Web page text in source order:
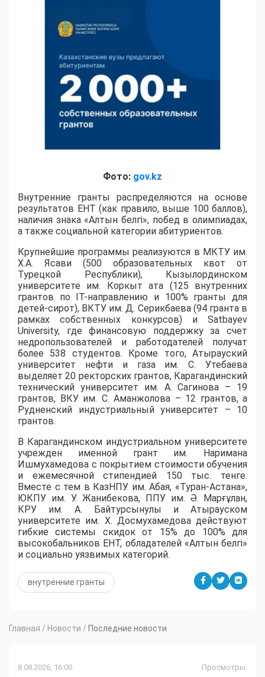
Фото: gov.kz
Внутренние гранты распределяются на основе
результатов ЕНТ (как правило, выше 100 баллов),
наличия знака «Алтын белгі», побед в олимпиадах,
а также социальной категории абитуриентов.
​Крупнейшие программы реализуются в МКТУ им.
Х.А. Ясави (500 образовательных квот от
Турецкой Республики), Кызылординском
университете им. Коркыт ата (125 внутренних
грантов по IT-направлению и 100% гранты для
детей-сирот), ВКТУ им. Д. Серикбаева (94 гранта в
рамках собственных конкурсов) и Satbayev
University, где финансовую поддержку за счет
недропользователей и работодателей получат
более 538 студентов. Кроме того, Атырауский
университет нефти и газа им. С. Утебаева
выделяет 20 ректорских грантов, Карагандинский
технический университет им. А. Сагинова – 19
грантов, ВКУ им. С. Аманжолова – 12 грантов, а
Рудненский индустриальный университет – 10
грантов.
​В Карагандинском индустриальном университете
учрежден именной грант им. Наримана
Ишмухамедова с покрытием стоимости обучения
и ежемесячной стипендией 150 тыс. тенге.
Вместе с тем в КазНПУ им. Абая, «Туран-Астана»,
ЮКПУ им. У. Жанибекова, ППУ им. Ә. Марғұлан,
КРУ им. А. Байтурсынулы и Атырауском
университете им. Х. Досмухамедова действуют
гибкие системы скидок от 15% до 100% для
высокобальников ЕНТ, обладателей «Алтын белгі»
и социально уязвимых категорий.
внутренние гранты
Главная / Новости / Последние новости
8.08.2026, 16:00 Просмотры: